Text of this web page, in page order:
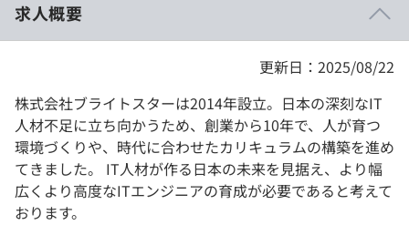
契約内容・クーポン
求人概要
更新日：2025/08/22
株式会社ブライトスターは2014年設立。日本の深刻なIT
人材不足に立ち向かうため、創業から10年で、人が育つ
環境づくりや、時代に合わせたカリキュラムの構築を進め
てきました。 IT人材が作る日本の未来を見据え、より幅
広くより高度なITエンジニアの育成が必要であると考えて
おります。